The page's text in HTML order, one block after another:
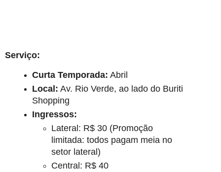
Serviço:
Curta Temporada: Abril
Local: Av. Rio Verde, ao lado do Buriti
Shopping
Ingressos:
Lateral: R$ 30 (Promoção
limitada: todos pagam meia no
setor lateral)
Central: R$ 40